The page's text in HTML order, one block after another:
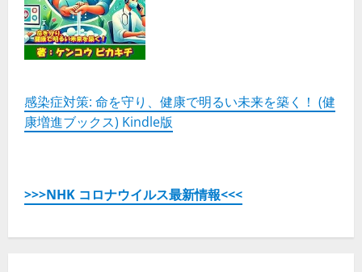
感染症対策: 命を守り、健康で明るい未来を築く！ (健
康増進ブックス) Kindle版
>>>NHK コロナウイルス最新情報<<<